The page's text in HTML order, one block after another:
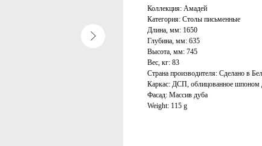
Коллекция: Амадей
Категория: Столы письменные
Длина, мм: 1650
Глубина, мм: 635
Высота, мм: 745
Вес, кг: 83
Страна производителя: Сделано в
Каркас: ДСП, облицованное шпоном
Фасад: Массив дуба
Weight: 115 g